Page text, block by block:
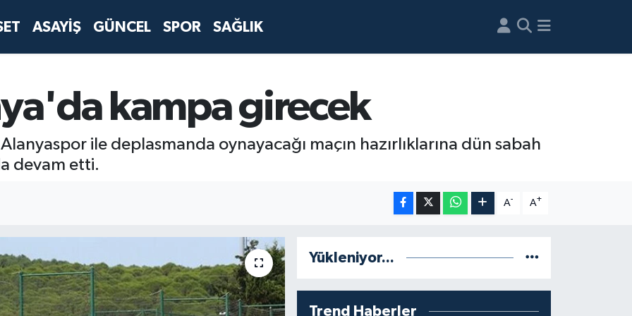
ASAYİŞ GÜNCEL SPOR SAĞLIK
kampa girecek
ile deplasmanda oynayacağı maçın hazırlıklarına dün sabah
devam etti.
A- A+
Yükleniyor...
Trend Haberler